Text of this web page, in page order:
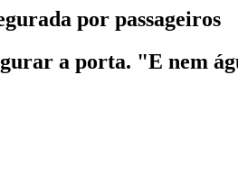
por passageiros
a porta. "E nem